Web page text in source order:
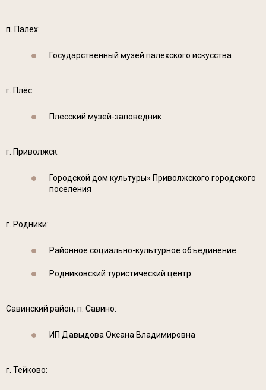
п. Палех:
Государственный музей палехского искусства
г. Плёс:
Плесский музей-заповедник
г. Приволжск:
Городской дом культуры» Приволжского городского
поселения
г. Родники:
Районное социально-культурное объединение
Родниковский туристический центр
Савинский район, п. Савино:
ИП Давыдова Оксана Владимировна
г. Тейково: